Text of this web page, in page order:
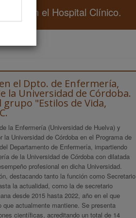
cabo en el Hospital Clínico.
el Dpto. de Enfermería,
la Universidad de Córdoba.
"Estilos de Vida,
la Enfermería (Universidad de Huelva) y
Universidad de Córdoba en el Programa de
Departamento de Enfermería, impartiendo
de la Universidad de Córdoba con dilatada
profesional en dicha Universidad.
destacando tanto la función como Secretario
la actualidad, como la de secretario
desde 2015 hasta 2022, año en el que
actualmente mantiene. Se presenta
científicas, acreditando un total de 14